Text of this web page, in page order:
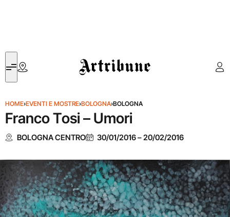
Artribune
HOME›EVENTI E MOSTRE›BOLOGNA›BOLOGNA
Franco Tosi – Umori
BOLOGNA CENTRO 30/01/2016–20/02/2016